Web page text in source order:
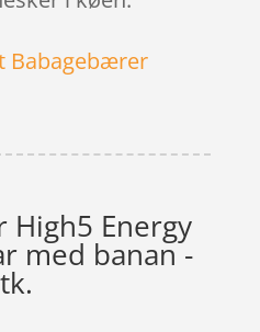
Babagebærer
High5 Energy
med banan -